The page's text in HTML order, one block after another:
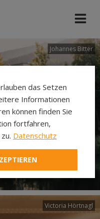
Johannes Bitter
Victoria Hörtnagl
das Setzen
Informationen
können finden Sie
fortfahren,
Datenschutz